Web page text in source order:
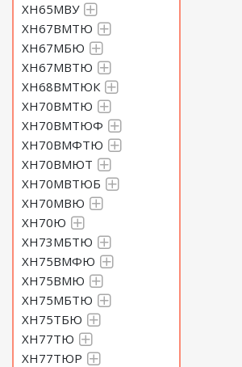
ХН65МВУ
ХН67ВМТЮ
ХН67МБЮ
ХН67МВТЮ
ХН68ВМТЮК
ХН70ВМТЮ
ХН70ВМТЮФ
ХН70ВМФТЮ
ХН70ВМЮТ
ХН70МВТЮБ
ХН70МВЮ
ХН70Ю
ХН73МБТЮ
ХН75ВМФЮ
ХН75ВМЮ
ХН75МБТЮ
ХН75ТБЮ
ХН77ТЮ
ХН77ТЮР